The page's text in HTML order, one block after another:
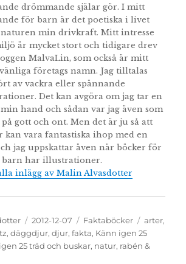
drömmande själar gör. I mitt
för barn är det poetiska i livet
min drivkraft. Mitt intresse
är mycket stort och tidigare drev
MalvaLin, som också är mitt
företags namn. Jag tilltalas
av vackra eller spännande
Det kan avgöra om jag tar en
hand och sådan var jag även som
gott och ont. Men det är ju så att
kan vara fantastiska ihop med en
jag uppskattar även när böcker för
barn har illustrationer.
inlägg av Malin Alvasdotter
Publicerat
den
2012-12-07 Kategorier
Faktaböcker Etiketter
arter,
,däggdjur,djur,fakta, Känn igen 25
25 träd och buskar, natur, rabén &